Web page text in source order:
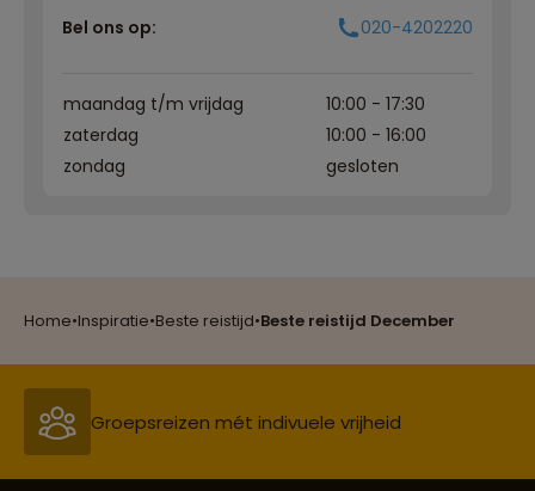
Home•Inspiratie•Beste reistijd•Beste reistijd December
Bel ons op: 020-4202220
maandag t/m vrijdag
10:00 - 17:30
zaterdag
10:00 - 16:00
zondag
gesloten
Groepsreizen mét indivuele vrijheid